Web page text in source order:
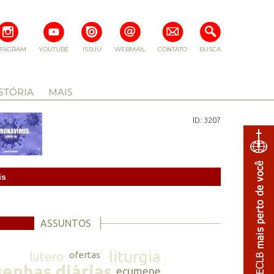
BUSCA
CONTATO
WEBMAIL
ISSUU
YOUTUBE
MAIS
ID: 3207
ASSUNTOS
lutero ofertas liturgia
ecumene